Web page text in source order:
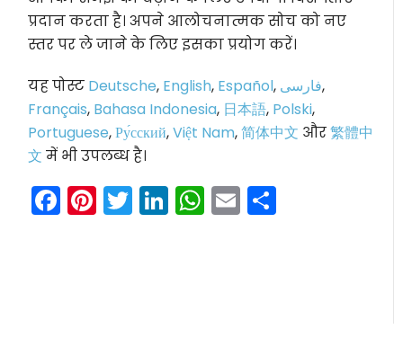
प्रदान करता है। अपने आलोचनात्मक सोच को नए
स्तर पर ले जाने के लिए इसका प्रयोग करें।
यह पोस्ट Deutsche, English, Español, فارسی,
Français, Bahasa Indonesia, 日本語, Polski,
Portuguese,Ру́сский,Việt Nam,简体中文 और繁體中
文 में भी उपलब्ध है।
Facebook
Pinterest
Twitter
LinkedIn
WhatsApp
Email